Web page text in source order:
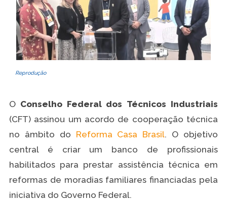
Reprodução
O Conselho Federal dos Técnicos Industriais
(CFT) assinou um acordo de cooperação técnica
no âmbito do Reforma Casa Brasil. O objetivo
central é criar um banco de profissionais
habilitados para prestar assistência técnica em
reformas de moradias familiares financiadas pela
iniciativa do Governo Federal.